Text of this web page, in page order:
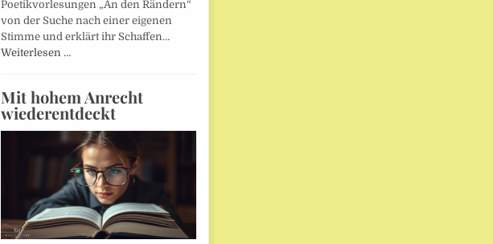
Poetikvorlesungen „An den Rändern“
von der Suche nach einer eigenen
Stimme und erklärt ihr Schaffen…
Weiterlesen …
Mit hohem Anrecht
wiederentdeckt